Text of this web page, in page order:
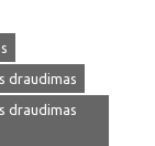
draudimas
draudimas